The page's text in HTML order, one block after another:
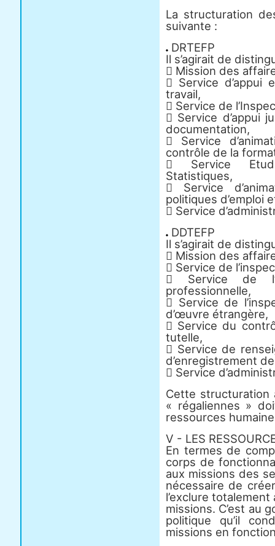
La structuration
suivante :
DRTEFP
Il s’agirait de
 Mission des
 Service d’appui
travail,
 Service de
 Service d’appui
documentation,
 Service
contrôle de la
 Service
Statistiques,
 Service
politiques d’emploi
 Service
DDTEFP
Il s’agirait de
 Mission des
 Service de
 Service de
professionnelle,
 Service de
d’œuvre étrangère,
 Service du
tutelle,
 Service de
d’enregistrement
 Service
Cette structuration
« régaliennes »
ressources
V - LES
En termes de
corps de
aux missions des
nécessaire de
l’exclure
missions. C’est au
politique qu’il
missions en